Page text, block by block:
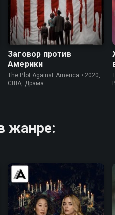
6.7 7.3
Заговор против
Америки
The Plot Against America • 2020,
США, Драма
жанре: